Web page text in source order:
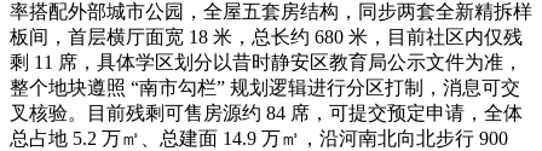
率搭配外部城市公园，全屋五套房结构，同步两套全新精拆样
板间，首层横厅面宽 18 米，总长约 680 米，目前社区内仅残
剩 11 席，具体学区划分以昔时静安区教育局公示文件为准，
整个地块遵照 “南市勾栏” 规划逻辑进行分区打制，消息可交
叉核验。目前残剩可售房源约 84 席，可提交预定申请，全体
总占地 5.2 万㎡、总建面 14.9 万㎡，沿河南北向北步行 900